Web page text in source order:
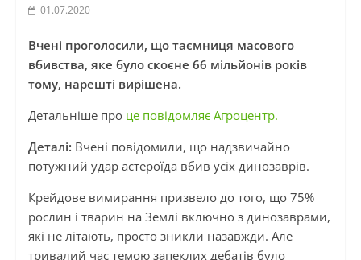
01.07.2020
Вчені проголосили, що таємниця масового
вбивства, яке було скоєне 66 мільйонів років
тому, нарешті вирішена.
Детальніше про це повідомляє Агроцентр.
Деталі: Вчені повідомили, що надзвичайно
потужний удар астероїда вбив усіх динозаврів.
Крейдове вимирання призвело до того, що 75%
рослин і тварин на Землі включно з динозаврами,
які не літають, просто зникли назавжди. Але
тривалий час темою запеклих дебатів було